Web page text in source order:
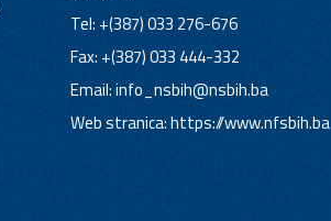
Tel: +(387) 033 276-676
Fax: +(387) 033 444-332
Email:info_nsbih@nsbih.ba
Web stranica: https://www.nfsbih.ba